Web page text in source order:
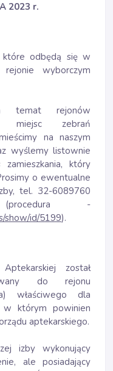
2023 r.
odbędą się w
wyborczym
temat rejonów
miejsc zebrań
na naszym
wyślemy listownie
który
o ewentualne
tel. 32-6089760
-
show/id/5199).
został
do rejonu
właściwego dla
w którym powinien
aptekarskiego.
izby wykonujący
ale posiadający